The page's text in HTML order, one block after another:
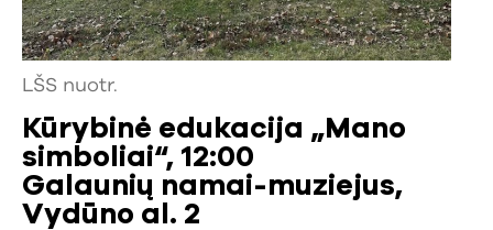
LŠS nuotr.
Kūrybinė edukacija „Mano
simboliai“, 12:00
Galaunių namai-muziejus,
Vydūno al. 2